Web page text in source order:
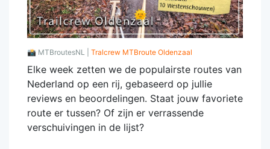
📸 MTBroutesNL | Tralcrew MTBroute Oldenzaal
Elke week zetten we de populairste routes van
Nederland op een rij, gebaseerd op jullie
reviews en beoordelingen. Staat jouw favoriete
route er tussen? Of zijn er verrassende
verschuivingen in de lijst?